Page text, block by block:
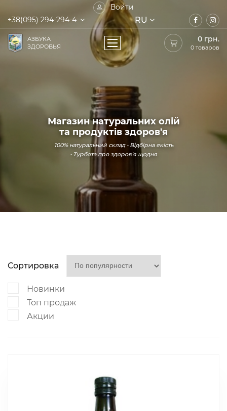
Войти
+38(095) 294-294-4
RU
АЗБУКА
ЗДОРОВЬЯ
0 грн.
0 товаров
Магазин натуральних олій
та продуктів здоров'я
100% натуральний склад • Відбірна якість
• Турбота про здоров'я щодня
Новинки
Топ продаж
Акции
Сортировка